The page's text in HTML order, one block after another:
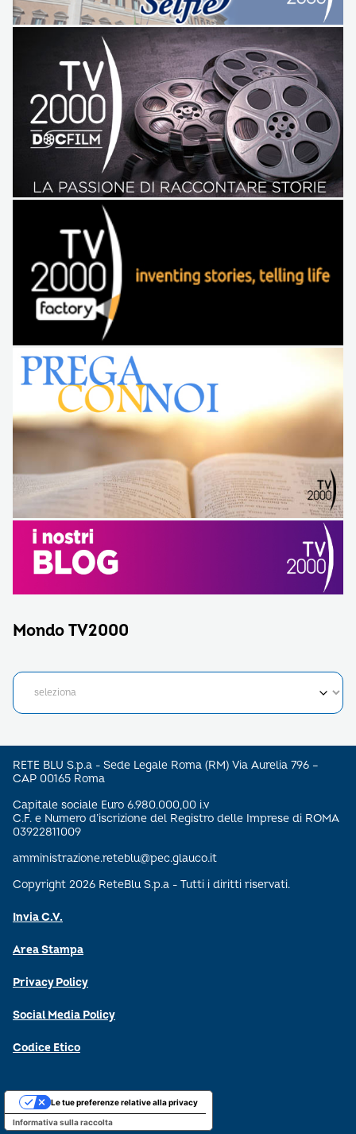
Mondo TV2000
RETE BLU S.p.a - Sede Legale Roma (RM) Via Aurelia 796 –
CAP 00165 Roma
Capitale sociale Euro 6.980.000,00 i.v
C.F. e Numero d’iscrizione del Registro delle Imprese di ROMA
03922811009
amministrazione.reteblu@pec.glauco.it
Copyright 2026 ReteBlu S.p.a - Tutti i diritti riservati.
Invia C.V.
Area Stampa
Privacy Policy
Social Media Policy
Codice Etico
Informativa sulla raccolta
Le tue preferenze relative alla privacy